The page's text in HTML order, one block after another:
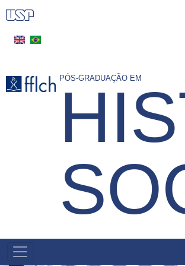
Pular
principal
PÓS-GRADUAÇÃO EM
MAIN
NAVIGATION